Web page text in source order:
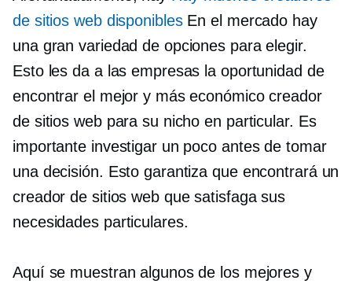
de sitios web disponiblesEn el mercado hay
una gran variedad de opciones para elegir.
Esto les da a las empresas la oportunidad de
encontrar el mejor y más económico creador
de sitios web para su nicho en particular. Es
importante investigar un poco antes de tomar
una decisión. Esto garantiza que encontrará un
creador de sitios web que satisfaga sus
necesidades particulares.
Aquí se muestran algunos de los mejores y